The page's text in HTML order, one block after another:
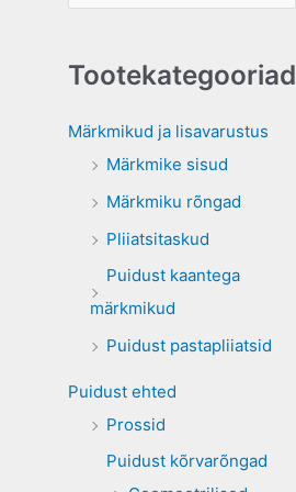
Tootekategooriad
Märkmikud ja lisavarustus
Märkmike sisud
Märkmiku rõngad
Pliiatsitaskud
Puidust kaantega
märkmikud
Puidust pastapliiatsid
Puidust ehted
Prossid
Puidust kõrvarõngad